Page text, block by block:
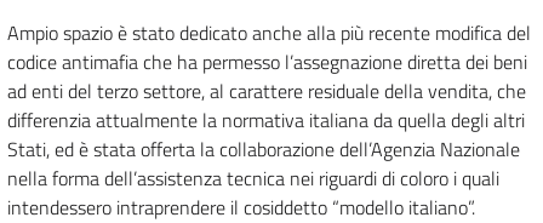
Ampio spazio è stato dedicato anche alla più recente modifica del
codice antimafia che ha permesso l’assegnazione diretta dei beni
ad enti del terzo settore, al carattere residuale della vendita, che
differenzia attualmente la normativa italiana da quella degli altri
Stati, ed è stata offerta la collaborazione dell’Agenzia Nazionale
nella forma dell’assistenza tecnica nei riguardi di coloro i quali
intendessero intraprendere il cosiddetto “modello italiano”.